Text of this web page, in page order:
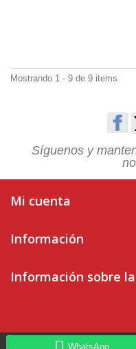
Mostrando 1 - 9 de 9 items
Síguenos y
WhatsApp
Mi cuenta
Información
Información sobre